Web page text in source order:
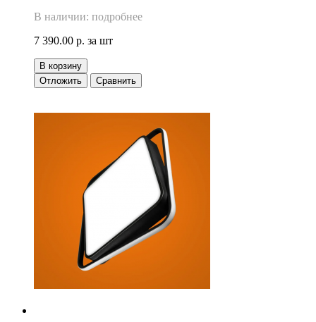
В наличии: подробнее
7 390.00 р. за шт
В корзину
Отложить
Сравнить